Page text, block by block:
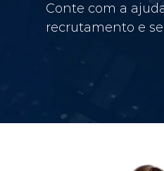
Conte com a
recrutamento e